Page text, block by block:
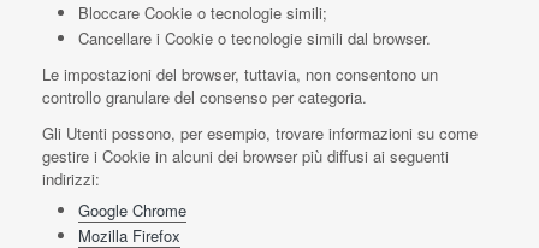
Bloccare Cookie o tecnologie simili;
Cancellare i Cookie o tecnologie simili dal browser.
Le impostazioni del browser, tuttavia, non consentono un
controllo granulare del consenso per categoria.
Gli Utenti possono, per esempio, trovare informazioni su come
gestire i Cookie in alcuni dei browser più diffusi ai seguenti
indirizzi:
Google Chrome
Mozilla Firefox